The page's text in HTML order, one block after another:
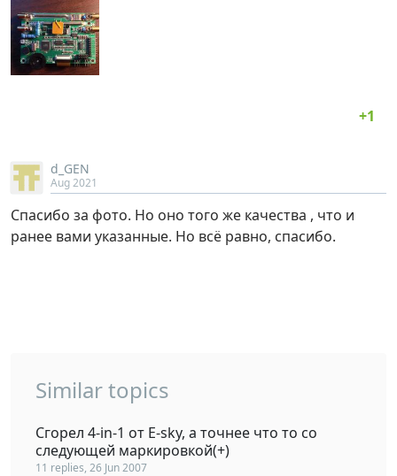
d_GEN
Aug 2021
Спасибо за фото. Но оно того же качества , что и
ранее вами указанные. Но всё равно, спасибо.
Similar topics
Сгорел 4-in-1 от E-sky, а точнее что то со
следующей маркировкой(+)
11 replies, 26 Jun 2007